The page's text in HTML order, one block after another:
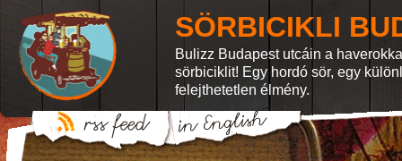
SÖRBICIKLI
Bulizz Budapest utcáin a
sörbiciklit! Egy hordó sör, egy
felejthetetlen élmény.